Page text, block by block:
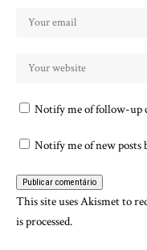
Notify me of follow-up
Notify me of new posts
This site uses Akismet to
is processed.